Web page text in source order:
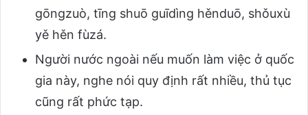
gōngzuò, tīng shuō guīdìng hěnduō, shǒuxù
yě hěn fùzá.
Người nước ngoài nếu muốn làm việc ở quốc
gia này, nghe nói quy định rất nhiều, thủ tục
cũng rất phức tạp.